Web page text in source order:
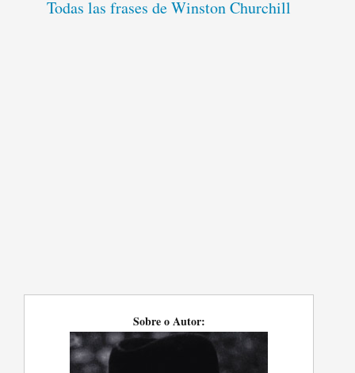
Todas las frases de Winston Churchill
Sobre o Autor: